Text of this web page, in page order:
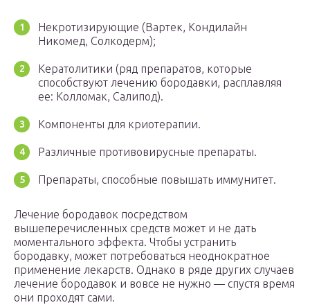
Некротизирующие (Вартек, Кондилайн
Никомед, Солкодерм);
Кератолитики (ряд препаратов, которые
способствуют лечению бородавки, расплавляя
ее: Колломак, Салипод).
Компоненты для криотерапии.
Различные противовирусные препараты.
Препараты, способные повышать иммунитет.
Лечение бородавок посредством
вышеперечисленных средств может и не дать
моментального эффекта. Чтобы устранить
бородавку, может потребоваться неоднократное
применение лекарств. Однако в ряде других случаев
лечение бородавок и вовсе не нужно — спустя время
они проходят сами.